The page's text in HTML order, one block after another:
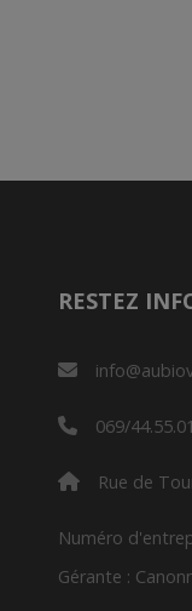
RESTEZ
069/44.55.01
Rue de
Numéro
Gérante :